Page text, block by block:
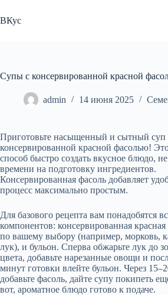
к
сути
ВКус
Супы с консервированной красной
admin 14 июня 2025
Приготовьте насыщенный и сытный суп
консервированной красной фасолью!
способ быстро создать вкусное блюдо,
времени на подготовку ингредиентов.
Консервированная фасоль добавляет
процесс максимально простым.
Для базового рецепта вам понадобятся
компонентов: консервированная
по вашему выбору (например, морковь,
лук), и бульон. Сперва обжарьте лук до
цвета, добавьте нарезанные овощи и
минут готовки влейте бульон. Через
добавьте фасоль, дайте супу покипеть
вот, ароматное блюдо готово к подаче.